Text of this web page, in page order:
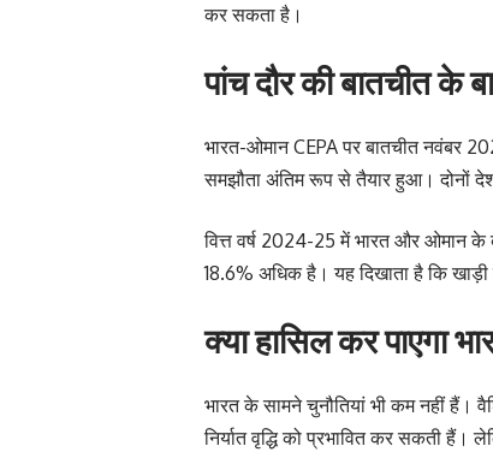
कर सकता है।
पांच दौर की बातचीत के
भारत-ओमान CEPA पर बातचीत नवंबर
समझौता अंतिम रूप से तैयार हुआ। दोनों
वित्त वर्ष 2024-25 में भारत और ओमान के
18.6% अधिक है। यह दिखाता है कि खाड़ी
क्या हासिल कर पाएगा
भारत के सामने चुनौतियां भी कम नहीं हैं।
निर्यात वृद्धि को प्रभावित कर सकती हैं।